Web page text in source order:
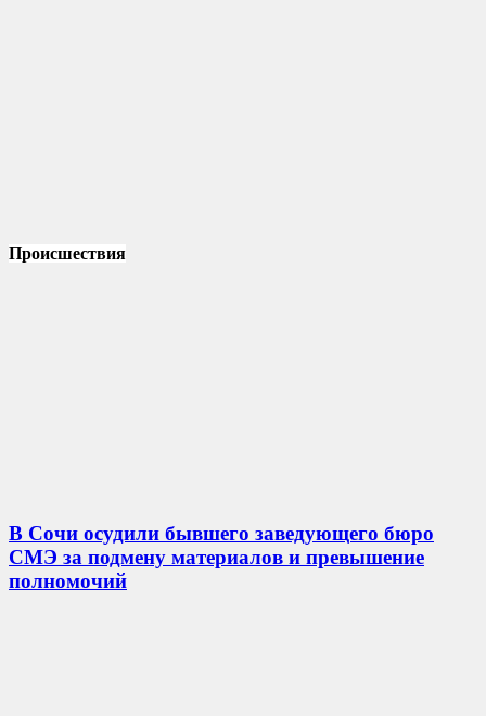
Происшествия
В Сочи осудили бывшего заведующего бюро
СМЭ за подмену материалов и превышение
полномочий